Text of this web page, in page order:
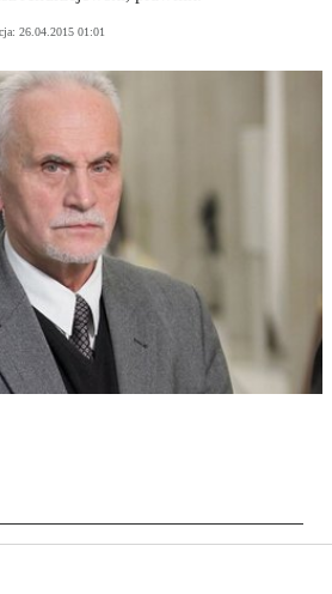
26.04.2015 01:01